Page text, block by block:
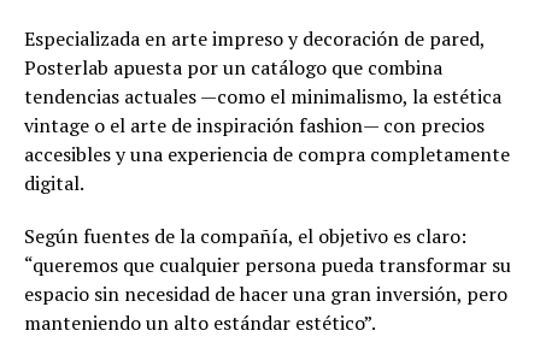
Especializada en arte impreso y decoración de pared,
Posterlab apuesta por un catálogo que combina
tendencias actuales —como el minimalismo, la estética
vintage o el arte de inspiración fashion— con precios
accesibles y una experiencia de compra completamente
digital.
Según fuentes de la compañía, el objetivo es claro:
“queremos que cualquier persona pueda transformar su
espacio sin necesidad de hacer una gran inversión, pero
manteniendo un alto estándar estético”.